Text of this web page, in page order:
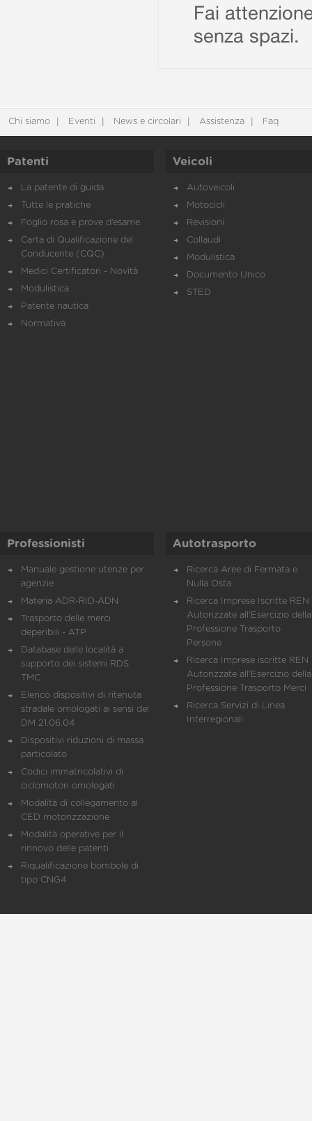
Fai
senza spazi.
Chi siamo Eventi News e circolari Assistenza Faq
Patenti
La patente di guida
Tutte le pratiche
Foglio rosa e prove d’esame
Carta di Qualificazione del
Conducente (CQC)
Medici Certificatori - Novità
Modulistica
Patente nautica
Normativa
Veicoli
Autoveicoli
Motocicli
Revisioni
Collaudi
Modulistica
Documento Unico
STED
Professionisti
Manuale gestione utenze per
agenzie
Materia ADR-RID-ADN
Trasporto delle merci
deperibili - ATP
Database delle località a
supporto dei sistemi RDS
TMC
Elenco dispositivi di ritenuta
stradale omologati ai sensi del
DM 21.06.04
Dispositivi riduzioni di massa
particolato
Codici immatricolativi di
ciclomotori omologati
Modalità di collegamento al
CED motorizzazione
Modalità operative per il
rinnovo delle patenti
Riqualificazione bombole di
tipo CNG4
Autotrasporto
Ricerca Aree di Fermata e
Nulla Osta
Ricerca Imprese Iscritte REN
Autorizzate all'Esercizio della
Professione Trasporto
Persone
Ricerca Imprese iscritte REN
Autorizzate all'Esercizio della
Professione Trasporto Merci
Ricerca Servizi di Linea
Interregionali